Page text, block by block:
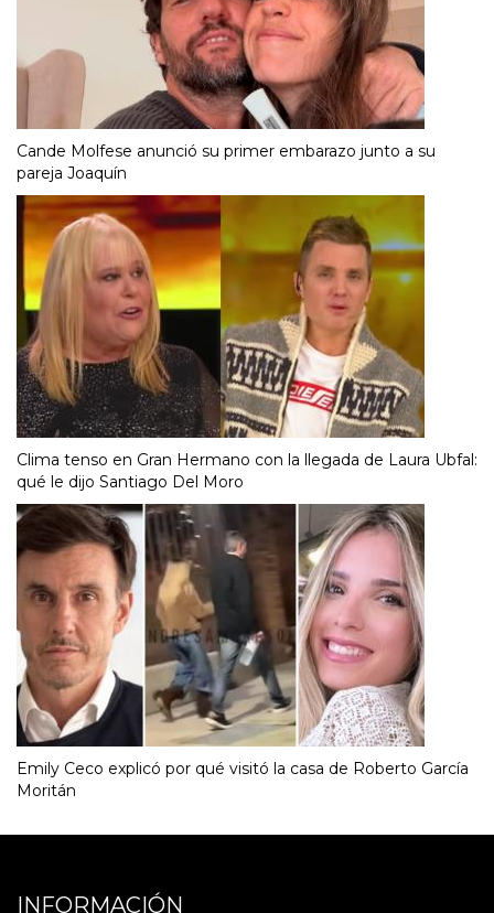
Cande Molfese anunció su primer embarazo junto a su
pareja Joaquín
Clima tenso en Gran Hermano con la llegada de Laura Ubfal:
qué le dijo Santiago Del Moro
Emily Ceco explicó por qué visitó la casa de Roberto García
Moritán
INFORMACIÓN